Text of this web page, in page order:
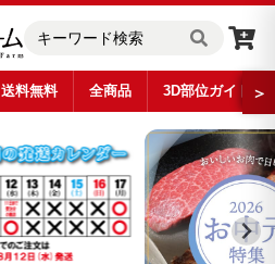
送料無料 全商品 3D部位ガイド ＞